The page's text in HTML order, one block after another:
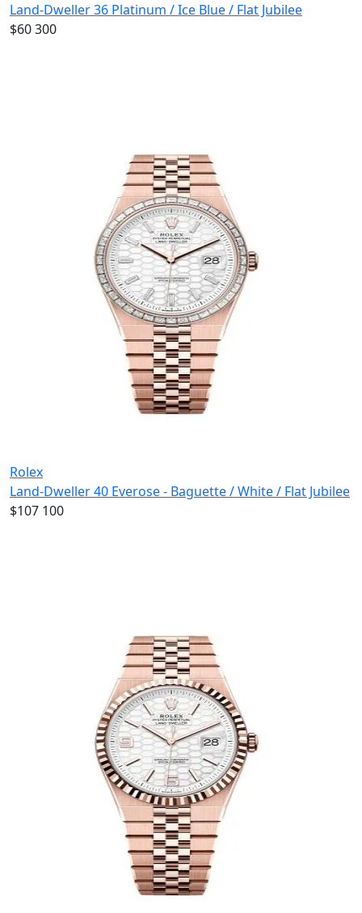
Land-Dweller 36 Platinum / Ice Blue / Flat Jubilee
$60 300
Rolex
Land-Dweller 40 Everose - Baguette / White / Flat Jubilee
$107 100